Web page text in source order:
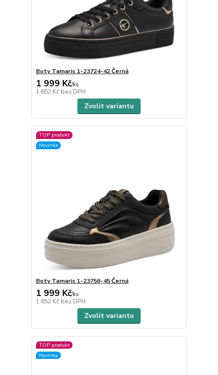
Boty Tamaris 1-23724-42 Černá
1 999 Kč/ks
1 652 Kč bez DPH
Zvolit variantu
TOP produkt
Novinka
Boty Tamaris 1-23756-45 Černá
1 999 Kč/ks
1 652 Kč bez DPH
Zvolit variantu
TOP produkt
Novinka